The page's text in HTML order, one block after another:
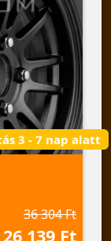
3 - 7 nap alatt
36 304 Ft
26 139 Ft